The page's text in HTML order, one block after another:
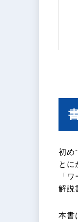
初め
とに
「
解説
本書